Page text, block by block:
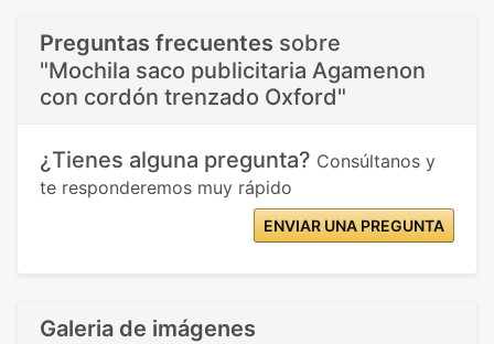
Preguntas frecuentes sobre
"Mochila saco publicitaria Agamenon
con cordón trenzado Oxford"
¿Tienes alguna pregunta? Consúltanos y
te responderemos muy rápido
ENVIAR UNA PREGUNTA
Galeria de imágenes